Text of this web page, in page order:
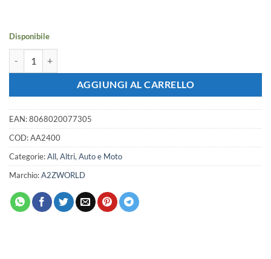
Disponibile
AGGIUNGI AL CARRELLO
EAN:8068020077305
COD:AA2400
Categorie:All, Altri, Auto e Moto
Marchio:A2ZWORLD